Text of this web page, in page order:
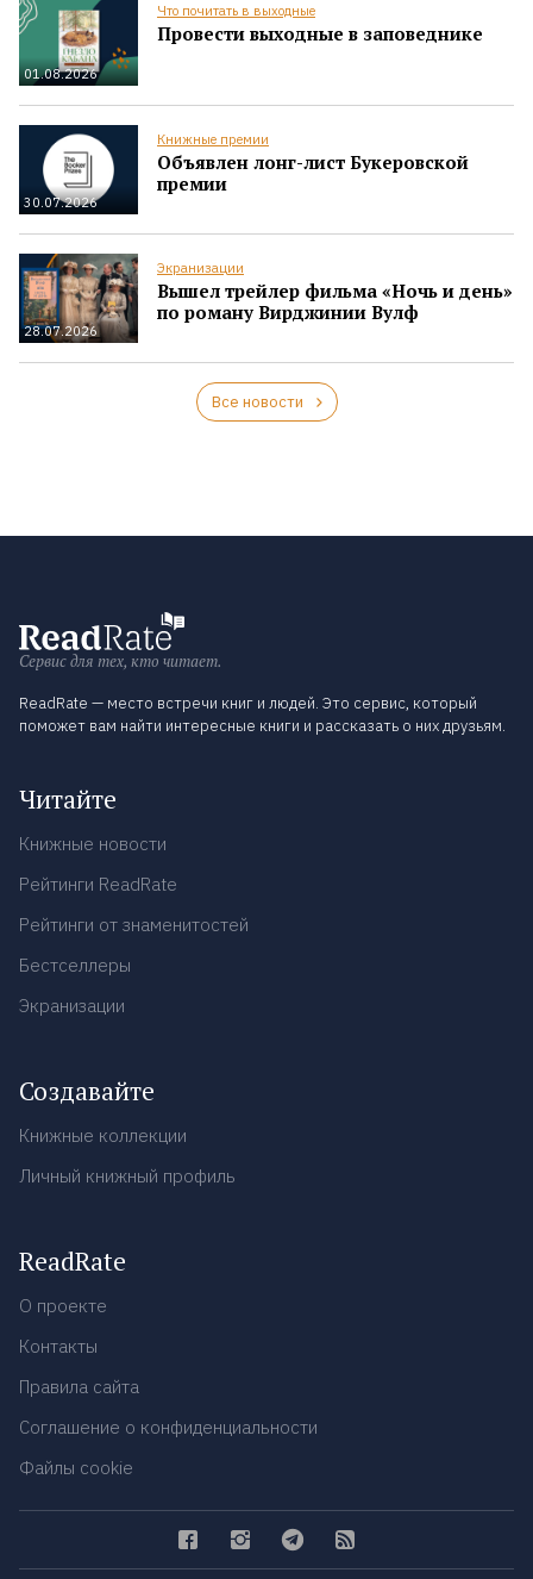
01.08.2026
Что почитать в выходные
Провести выходные в заповеднике
30.07.2026
Книжные премии
Объявлен лонг-лист Букеровской
премии
28.07.2026
Экранизации
Вышел трейлер фильма «Ночь и день»
по роману Вирджинии Вулф
Все новости
Сервис для тех, кто читает.
ReadRate — место встречи книг и людей. Это сервис, который
поможет вам найти интересные книги и рассказать о них друзьям.
Читайте
Книжные новости
Рейтинги ReadRate
Рейтинги от знаменитостей
Бестселлеры
Экранизации
Создавайте
Книжные коллекции
Личный книжный профиль
ReadRate
О проекте
Контакты
Правила сайта
Соглашение о конфиденциальности
Файлы cookie